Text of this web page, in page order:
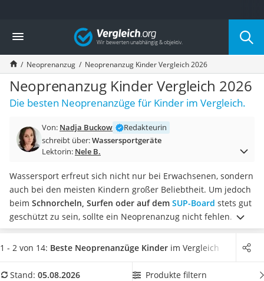
Die beliebtesten Vergleiche nach Kategorie
Freizeit & Sport
Gartentrampolin
Trampolin
Metalldetektor
Eufab-Fahrradträger
Trampolin 366 cm
Aluminium-Koffer
Futterboot
E-Bike-Dreirad
Trekkingschuhe Herren
Reisetasche mit Rollen
Klimmzugstation
Koffer
Nachtsichtgerät
Handgepäck-Koffer
Vergleich
Neoprenanzug Neoprenanzug Kinder Vergleich 2026
Neoprenanzug Kinder Vergleich 2026
Die besten Neoprenanzüge für Kinder im Vergleich.
Von: Nadja Buckow
Redakteurin
schreibt über:Wassersportgeräte
Lektorin: Nele B.
Wassersport erfreut sich nicht nur bei Erwachsenen, sondern
auch bei den meisten Kindern großer Beliebtheit. Um jedoch
beim Schnorcheln, Surfen oder auf dem SUP-Board stets gut
geschützt zu sein, sollte ein Neoprenanzug nicht fehlen. Laut
Online-Tests gibt esNeoprenanzüge für Kinderin kurzen und
langen Modellen, für Sommer bzw. für kälteres Wetter.
ModellOneill Wetsuits Toddler Reactor Spring* mit seinen
1 - 2 von 14: Beste Neoprenanzüge Kinder im Vergleich
Stand: 05.08.2026 Produkte filtern